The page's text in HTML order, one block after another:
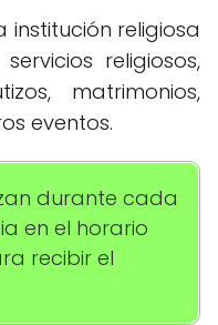
institución religiosa
religiosos,
matrimonios,
eventos.
durante cada
en el horario
recibir el